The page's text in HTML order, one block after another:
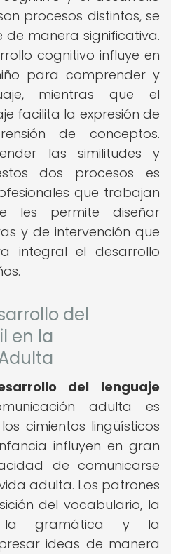
procesos distintos, se
de manera significativa.
cognitivo influye en
para comprender y
mientras que el
facilita la expresión de
de conceptos.
las similitudes y
dos procesos es
que trabajan
les permite diseñar
y de intervención que
integral el desarrollo
del
en la
del lenguaje
adulta es
cimientos lingüísticos
influyen en gran
de comunicarse
adulta. Los patrones
del vocabulario, la
la gramática y la
ideas de manera